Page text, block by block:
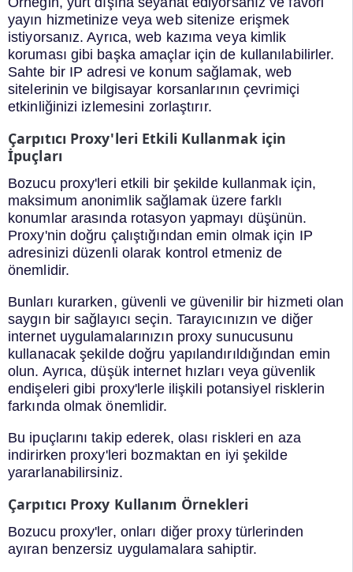
yayın hizmetinize veya web sitenize erişmek
istiyorsanız. Ayrıca, web kazıma veya kimlik
koruması gibi başka amaçlar için de kullanılabilirler.
Sahte bir IP adresi ve konum sağlamak, web
sitelerinin ve bilgisayar korsanlarının çevrimiçi
etkinliğinizi izlemesini zorlaştırır.
Çarpıtıcı Proxy'leri Etkili Kullanmak için
İpuçları
Bozucu proxy'leri etkili bir şekilde kullanmak için,
maksimum anonimlik sağlamak üzere farklı
konumlar arasında rotasyon yapmayı düşünün.
Proxy'nin doğru çalıştığından emin olmak için IP
adresinizi düzenli olarak kontrol etmeniz de
önemlidir.
Bunları kurarken, güvenli ve güvenilir bir hizmeti olan
saygın bir sağlayıcı seçin. Tarayıcınızın ve diğer
internet uygulamalarınızın proxy sunucusunu
kullanacak şekilde doğru yapılandırıldığından emin
olun. Ayrıca, düşük internet hızları veya güvenlik
endişeleri gibi proxy'lerle ilişkili potansiyel risklerin
farkında olmak önemlidir.
Bu ipuçlarını takip ederek, olası riskleri en aza
indirirken proxy'leri bozmaktan en iyi şekilde
yararlanabilirsiniz.
Çarpıtıcı Proxy Kullanım Örnekleri
Bozucu proxy'ler, onları diğer proxy türlerinden
ayıran benzersiz uygulamalara sahiptir.